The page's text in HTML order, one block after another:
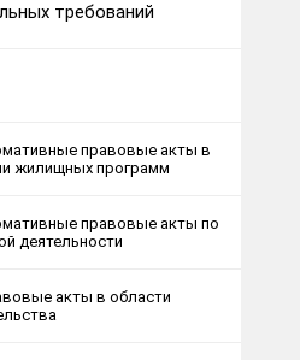
требований
правовые акты в
жилищных программ
правовые акты по
деятельности
акты в области